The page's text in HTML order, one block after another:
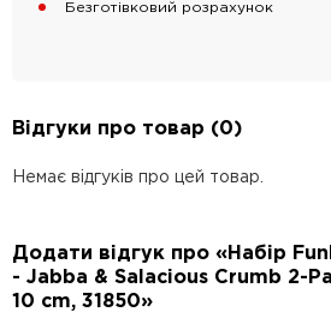
Безготівковий розрахунок
Відгуки про товар (0)
Немає відгуків про цей товар.
Додати відгук про «Набір
- Jabba & Salacious Crumb 2-
10 cm, 31850»